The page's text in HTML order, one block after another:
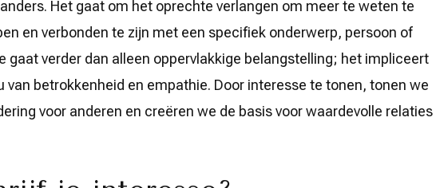
Het gaat om het oprechte verlangen om meer te weten te
en verbonden te zijn met een specifiek onderwerp, persoon of
gaat verder dan alleen oppervlakkige belangstelling; het impliceert
van betrokkenheid en empathie. Door interesse te tonen, tonen we
voor anderen en creëren we de basis voor waardevolle relaties